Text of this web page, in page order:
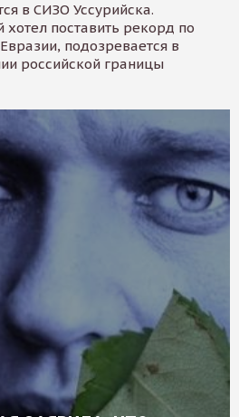
в СИЗО Уссурийска.
поставить рекорд по
подозревается в
российской границы